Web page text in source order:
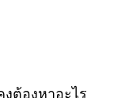
งต้องหาอะไร